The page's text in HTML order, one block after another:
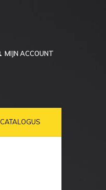
MIJN ACCOUNT
CATALOGUS